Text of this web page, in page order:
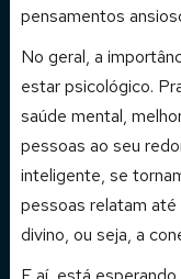
pensamentos
No geral, a
estar psicológico.
saúde mental,
pessoas ao seu
inteligente, se
pessoas relatam
divino, ou seja, a